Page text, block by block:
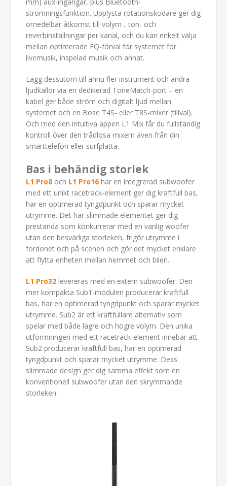
strömningsfunktion. Upplysta rotationskodare ger dig
omedelbar åtkomst till volym-, ton- och
reverbinställningar per kanal, och du kan enkelt välja
mellan optimerade EQ-förval för systemet för
livemusik, inspelad musik och annat.
Lägg dessutom till ännu fler instrument och andra
ljudkällor via en dedikerad ToneMatch-port – en
kabel ger både ström och digitalt ljud mellan
systemet och en Bose T4S- eller T8S-mixer (tillval).
Och med den intuitiva appen L1 Mix får du fullständig
kontroll över den trådlösa mixern även från din
smarttelefon eller surfplatta.
Bas i behändig storlek
L1 Pro8 och L1 Pro16har en integrerad subwoofer
med ett unikt racetrack-element ger dig kraftfull bas,
har en optimerad tyngdpunkt och sparar mycket
utrymme. Det här slimmade elementet ger dig
prestanda som konkurrerar med en vanlig woofer
utan den besvärliga storleken, frigör utrymme i
fordonet och på scenen och gör det mycket enklare
att flytta enheten mellan hemmet och bilen.
L1 Pro32 levereras med en extern subwoofer. Den
mer kompakta Sub1-modulen producerar kraftfull
bas, har en optimerad tyngdpunkt och sparar mycket
utrymme. Sub2 är ett kraftfullare alternativ som
spelar med både lägre och högre volym. Den unika
utformningen med ett racetrack-element innebär att
Sub2 producerar kraftfull bas, har en optimerad
tyngdpunkt och sparar mycket utrymme. Dess
slimmade design ger dig samma effekt som en
konventionell subwoofer utan den skrymmande
storleken.